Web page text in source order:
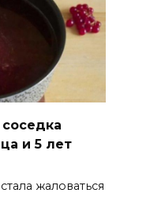
и 5 лет
жаловаться